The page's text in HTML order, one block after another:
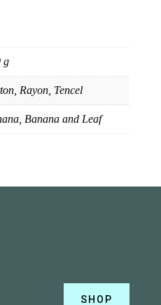
g
Rayon, Tencel
Banana and Leaf
SHOP